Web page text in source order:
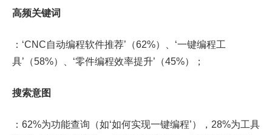
高频关键词
：‘CNC自动编程软件推荐’（62%）、‘一键编程工
具’（58%）、‘零件编程效率提升’（45%）；
搜索意图
：62%为功能查询（如‘如何实现一键编程’），28%为工具